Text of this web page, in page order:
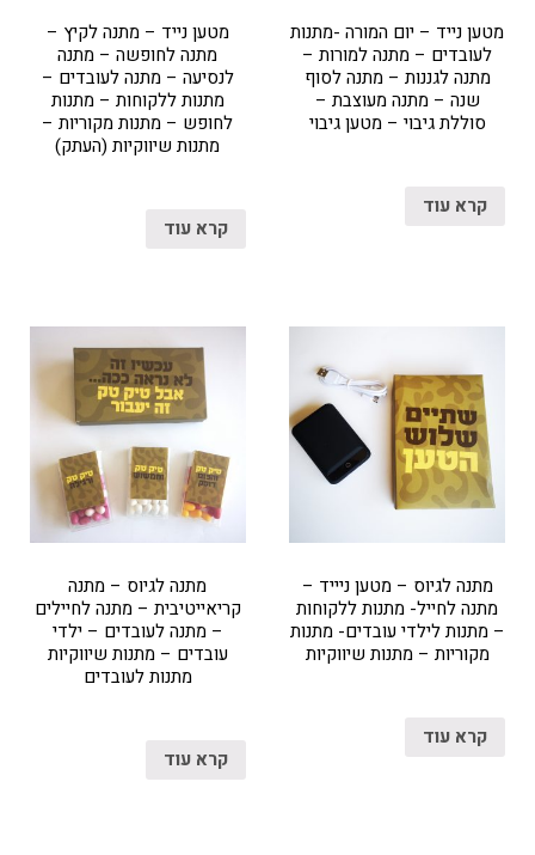
מטען נייד – יום המורה -מתנות
לעובדים – מתנה למורות –
מתנה לגננות – מתנה לסוף
שנה – מתנה מעוצבת –
סוללת גיבוי – מטען גיבוי
קרא עוד
מטען נייד – מתנה לקיץ –
מתנה לחופשה – מתנה
לנסיעה – מתנה לעובדים –
מתנות ללקוחות – מתנות
לחופש – מתנות מקוריות –
מתנות שיווקיות (העתק)
קרא עוד
מתנה לגיוס – מטען ניייד –
מתנה לחייל- מתנות ללקוחות
– מתנות לילדי עובדים- מתנות
מקוריות – מתנות שיווקיות
קרא עוד
מתנה לגיוס – מתנה
קריאייטיבית – מתנה לחיילים
– מתנה לעובדים – ילדי
עובדים – מתנות שיווקיות
מתנות לעובדים
קרא עוד